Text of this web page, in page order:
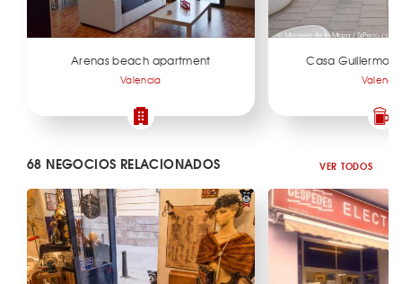
Arenas beach apartment
Valencia
Casa Guillermo
Valencia
68 NEGOCIOS RELACIONADOS VER TODOS